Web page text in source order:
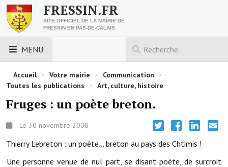
FRESSIN.FR
SITE OFFICIEL DE LA MAIRIE DE
FRESSIN EN PAS-DE-CALAIS
MENU
LES ESSENTIELS
Urbanisme
Nous contacter
Accueil > Votre mairie > Communication >
Toutes les publications > Art, culture, histoire
Fruges : un poète breton.
Le 30 novembre 2008
Thierry Lebreton : un poète... breton au pays des Chtimis !
Une personne venue de nul part, se disant poète, de surcroit